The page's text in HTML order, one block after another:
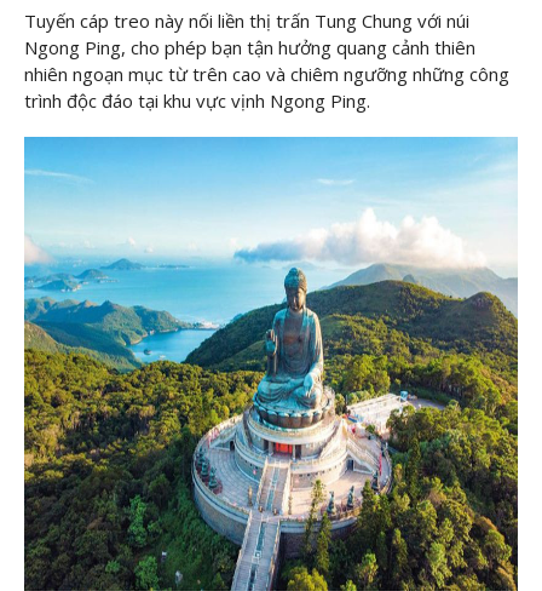
Tuyến cáp treo này nối liền thị trấn Tung Chung với núi
Ngong Ping, cho phép bạn tận hưởng quang cảnh thiên
nhiên ngoạn mục từ trên cao và chiêm ngưỡng những công
trình độc đáo tại khu vực vịnh Ngong Ping.